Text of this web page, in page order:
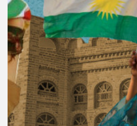
เพล
ย์
ลิ
สต์
ของ
คุณ
เพลง